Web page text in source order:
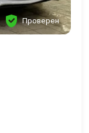
Проверен